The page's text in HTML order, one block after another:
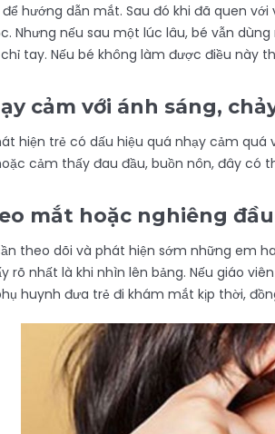
hướng dẫn mắt. Sau đó khi đã quen
Nhưng nếu sau một lúc lâu, bé vẫn
tay. Nếu bé không làm được điều này
cảm với ánh sáng,
hiện trẻ có dấu hiệu quá nhạy cảm
cảm thấy đau đầu, buồn nôn, đây có
mắt hoặc nghiêng
theo dõi và phát hiện sớm những em
rõ nhất là khi nhìn lên bảng. Nếu giáo
huynh đưa trẻ đi khám mắt kịp thời,